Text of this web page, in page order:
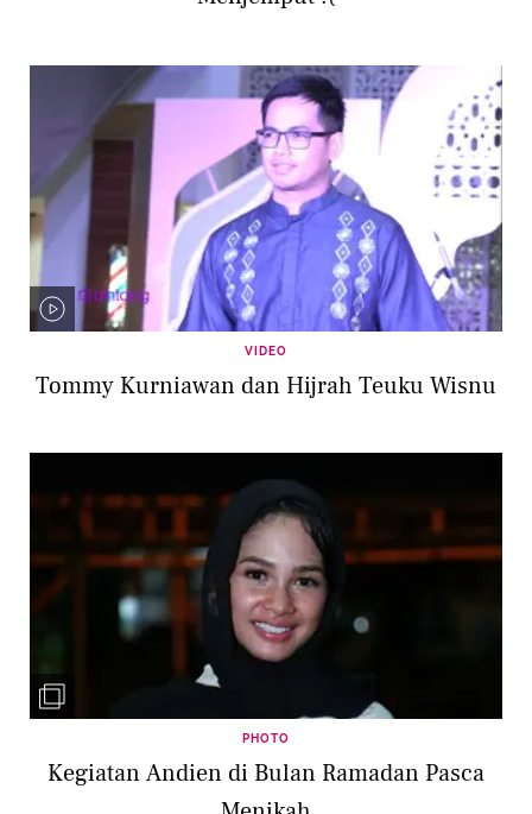
VIDEO
Tommy Kurniawan dan Hijrah Teuku Wisnu
PHOTO
Kegiatan Andien di Bulan Ramadan Pasca